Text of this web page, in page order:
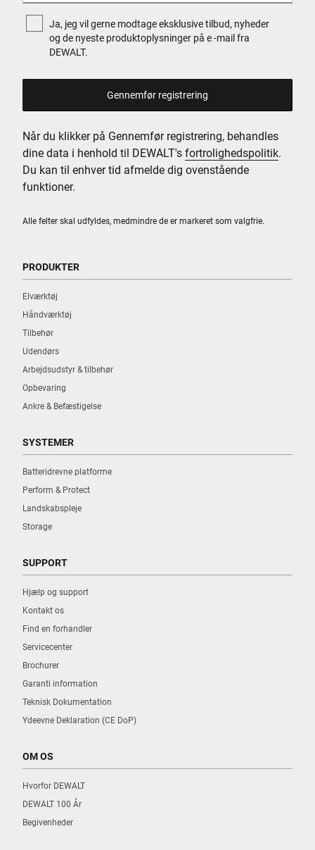
Alle felter skal udfyldes, medmindre de er markeret som valgfrie.
Ja, jeg vil gerne modtage eksklusive tilbud, nyheder
og de nyeste produktoplysninger på e -mail fra
DEWALT.
Når du klikker på Gennemfør registrering, behandles
dine data i henhold til DEWALT's fortrolighedspolitik.
Du kan til enhver tid afmelde dig ovenstående
funktioner.
PRODUKTER
Elværktøj
Håndværktøj
Tilbehør
Udendørs
Arbejdsudstyr & tilbehør
Opbevaring
Ankre & Befæstigelse
SYSTEMER
Batteridrevne platforme
Perform & Protect
Landskabspleje
Storage
SUPPORT
Hjælp og support
Kontakt os
Find en forhandler
Servicecenter
Brochurer
Garanti information
Teknisk Dokumentation
Ydeevne Deklaration (CE DoP)
OM OS
Hvorfor DEWALT
DEWALT 100 År
Begivenheder